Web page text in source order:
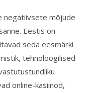
negatiivsete mõjude
Eestis on
seda eesmärki
tehnoloogilised
online-kasiinod,